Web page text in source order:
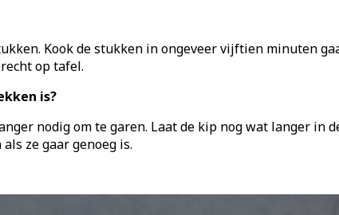
Kook de stukken in ongeveer vijftien minuten
op tafel.
is?
nodig om te garen. Laat de kip nog wat langer in
ze gaar genoeg is.